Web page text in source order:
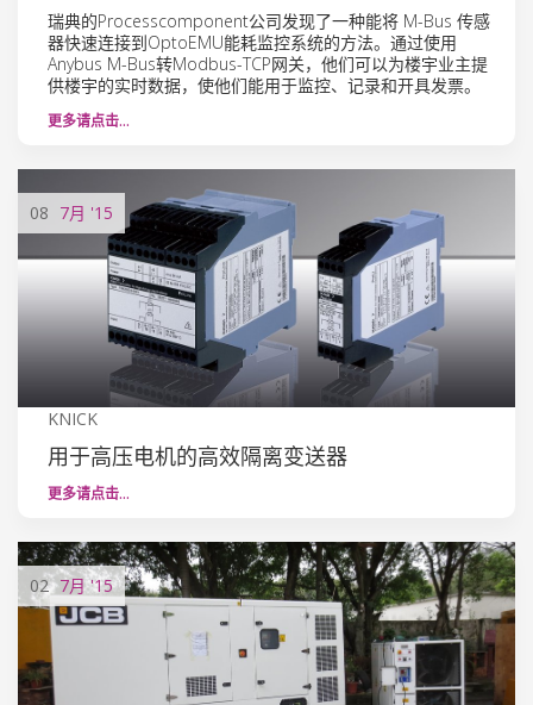
瑞典的Processcomponent公司发现了一种能将 M-Bus 传感
器快速连接到OptoEMU能耗监控系统的方法。通过使用
Anybus M-Bus转Modbus-TCP网关，他们可以为楼宇业主提
供楼宇的实时数据，使他们能用于监控、记录和开具发票。
更多请点击…
08 7月 '15
KNICK
用于高压电机的高效隔离变送器
更多请点击…
02 7月'15